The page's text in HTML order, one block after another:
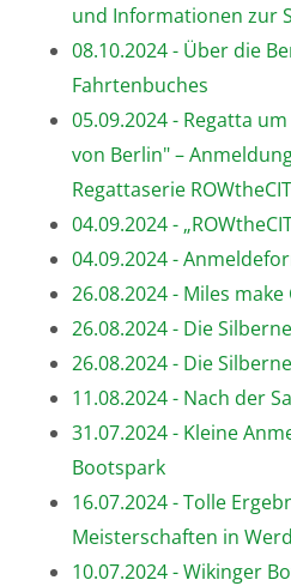
und Informationen zur
08.10.2024 - Über die
Fahrtenbuches
05.09.2024 - Regatta
von Berlin" –
Regattaserie
04.09.2024 -
04.09.2024 -
26.08.2024 - Miles
26.08.2024 - Die
26.08.2024 - Die
11.08.2024 - Nach der
31.07.2024 - Kleine
Bootspark
16.07.2024 - Tolle
Meisterschaften in
10.07.2024 - Wikinger